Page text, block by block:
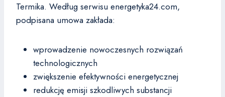
Termika. Według serwisu energetyka24.com,
podpisana umowa zakłada:
wprowadzenie nowoczesnych rozwiązań
technologicznych
zwiększenie efektywności energetycznej
redukcję emisji szkodliwych substancji